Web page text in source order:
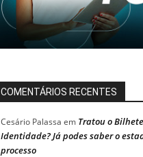
COMENTÁRIOS RECENTES
Cesário Palassa em Tratou o
Identidade? Já podes saber o
processo